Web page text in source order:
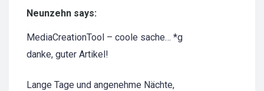
Neunzehn says:
MediaCreationTool – coole sache… *g
danke, guter Artikel!
Lange Tage und angenehme Nächte,